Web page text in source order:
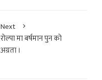
Next
राेल्पा मा बर्षमान पुन काे
अग्रता ।